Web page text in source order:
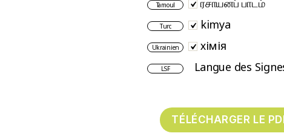
Tamoul ரசாயனப் பாடம்
Turc kimya
Ukrainien хімія
LSF Langue des